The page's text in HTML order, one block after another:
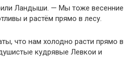
Ландыши. — Мы тоже весенние
и растём прямо в лесу.
что нам холодно расти прямо в
кудрявые Левкои и